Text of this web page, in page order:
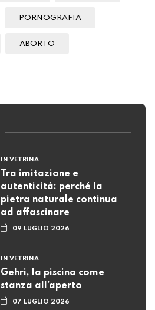
PORNOGRAFIA
ABORTO
IN VETRINA
Tra imitazione e
autenticità: perché la
pietra naturale continua
ad affascinare
09 LUGLIO 2026
IN VETRINA
Gehri, la piscina come
stanza all’aperto
07 LUGLIO 2026